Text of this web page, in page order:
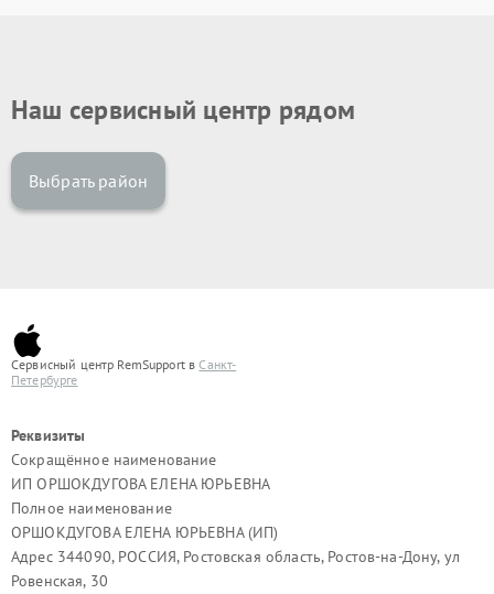
Наш сервисный центр рядом
Выбрать район
Сервисный центр RemSupport вСанкт-
Петербурге
Реквизиты
Сокращённое наименование
ИП ОРШОКДУГОВА ЕЛЕНА ЮРЬЕВНА
Полное наименование
ОРШОКДУГОВА ЕЛЕНА ЮРЬЕВНА (ИП)
Адрес 344090, РОССИЯ, Ростовская область, Ростов-на-Дону, ул
Ровенская, 30